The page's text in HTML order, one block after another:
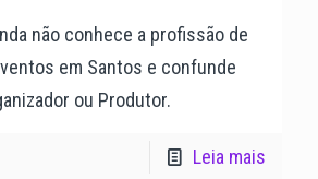
não conhece a profissão de
em Santos e confunde
ou Produtor.
Leia mais